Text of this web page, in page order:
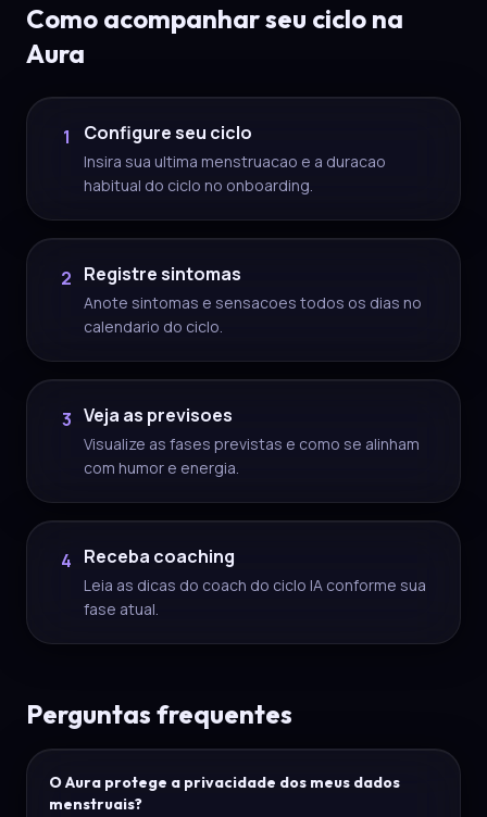
Como acompanhar seu ciclo na
Aura
1 Configure seu ciclo
Insira sua ultima menstruacao e a duracao
habitual do ciclo no onboarding.
2 Registre sintomas
Anote sintomas e sensacoes todos os dias no
calendario do ciclo.
3 Veja as previsoes
Visualize as fases previstas e como se alinham
com humor e energia.
4 Receba coaching
Leia as dicas do coach do ciclo IA conforme sua
fase atual.
Perguntas frequentes
O Aura protege a privacidade dos meus dados
menstruais?